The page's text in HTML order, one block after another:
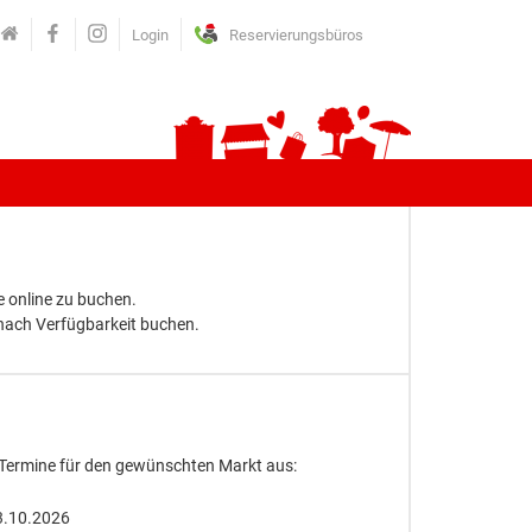
Login Reservierungsbüros
online zu buchen.
Verfügbarkeit buchen.
für den gewünschten Markt aus: